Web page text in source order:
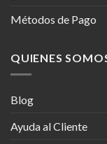
Métodos de Pago
QUIENES
Blog
Ayuda al Cliente